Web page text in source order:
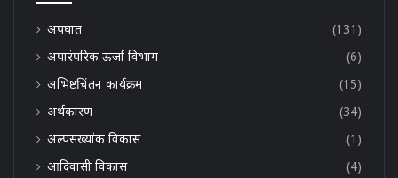
अपघात
(131)
अपारंपरिक ऊर्जा विभाग
(6)
अभिष्टचिंतन कार्यक्रम
(15)
अर्थकारण
(34)
अल्पसंख्यांक विकास
(1)
आदिवासी विकास
(4)